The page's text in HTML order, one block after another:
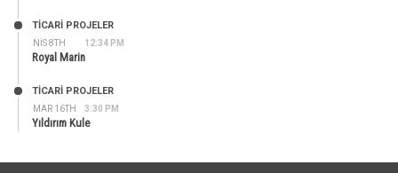
NIS 8TH 12:34 PM
TİCARİ PROJELER
Royal Marin
MAR 16TH 3:30 PM
TİCARİ PROJELER
Yıldırım Kule